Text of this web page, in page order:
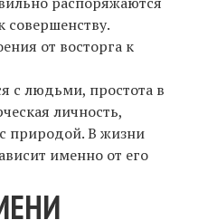
совершенству.
от восторга к
с людьми, простота в
личность,
природой. В жизни
именно от его